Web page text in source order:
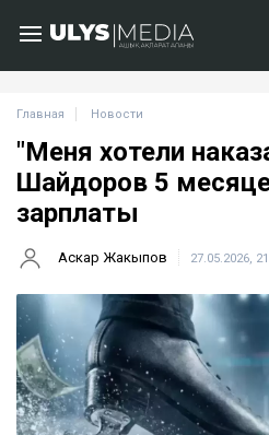
Главная Новости
"Меня хотели
Шайдоров 5
зарплаты
Аскар Жакыпов 27.05.2026,